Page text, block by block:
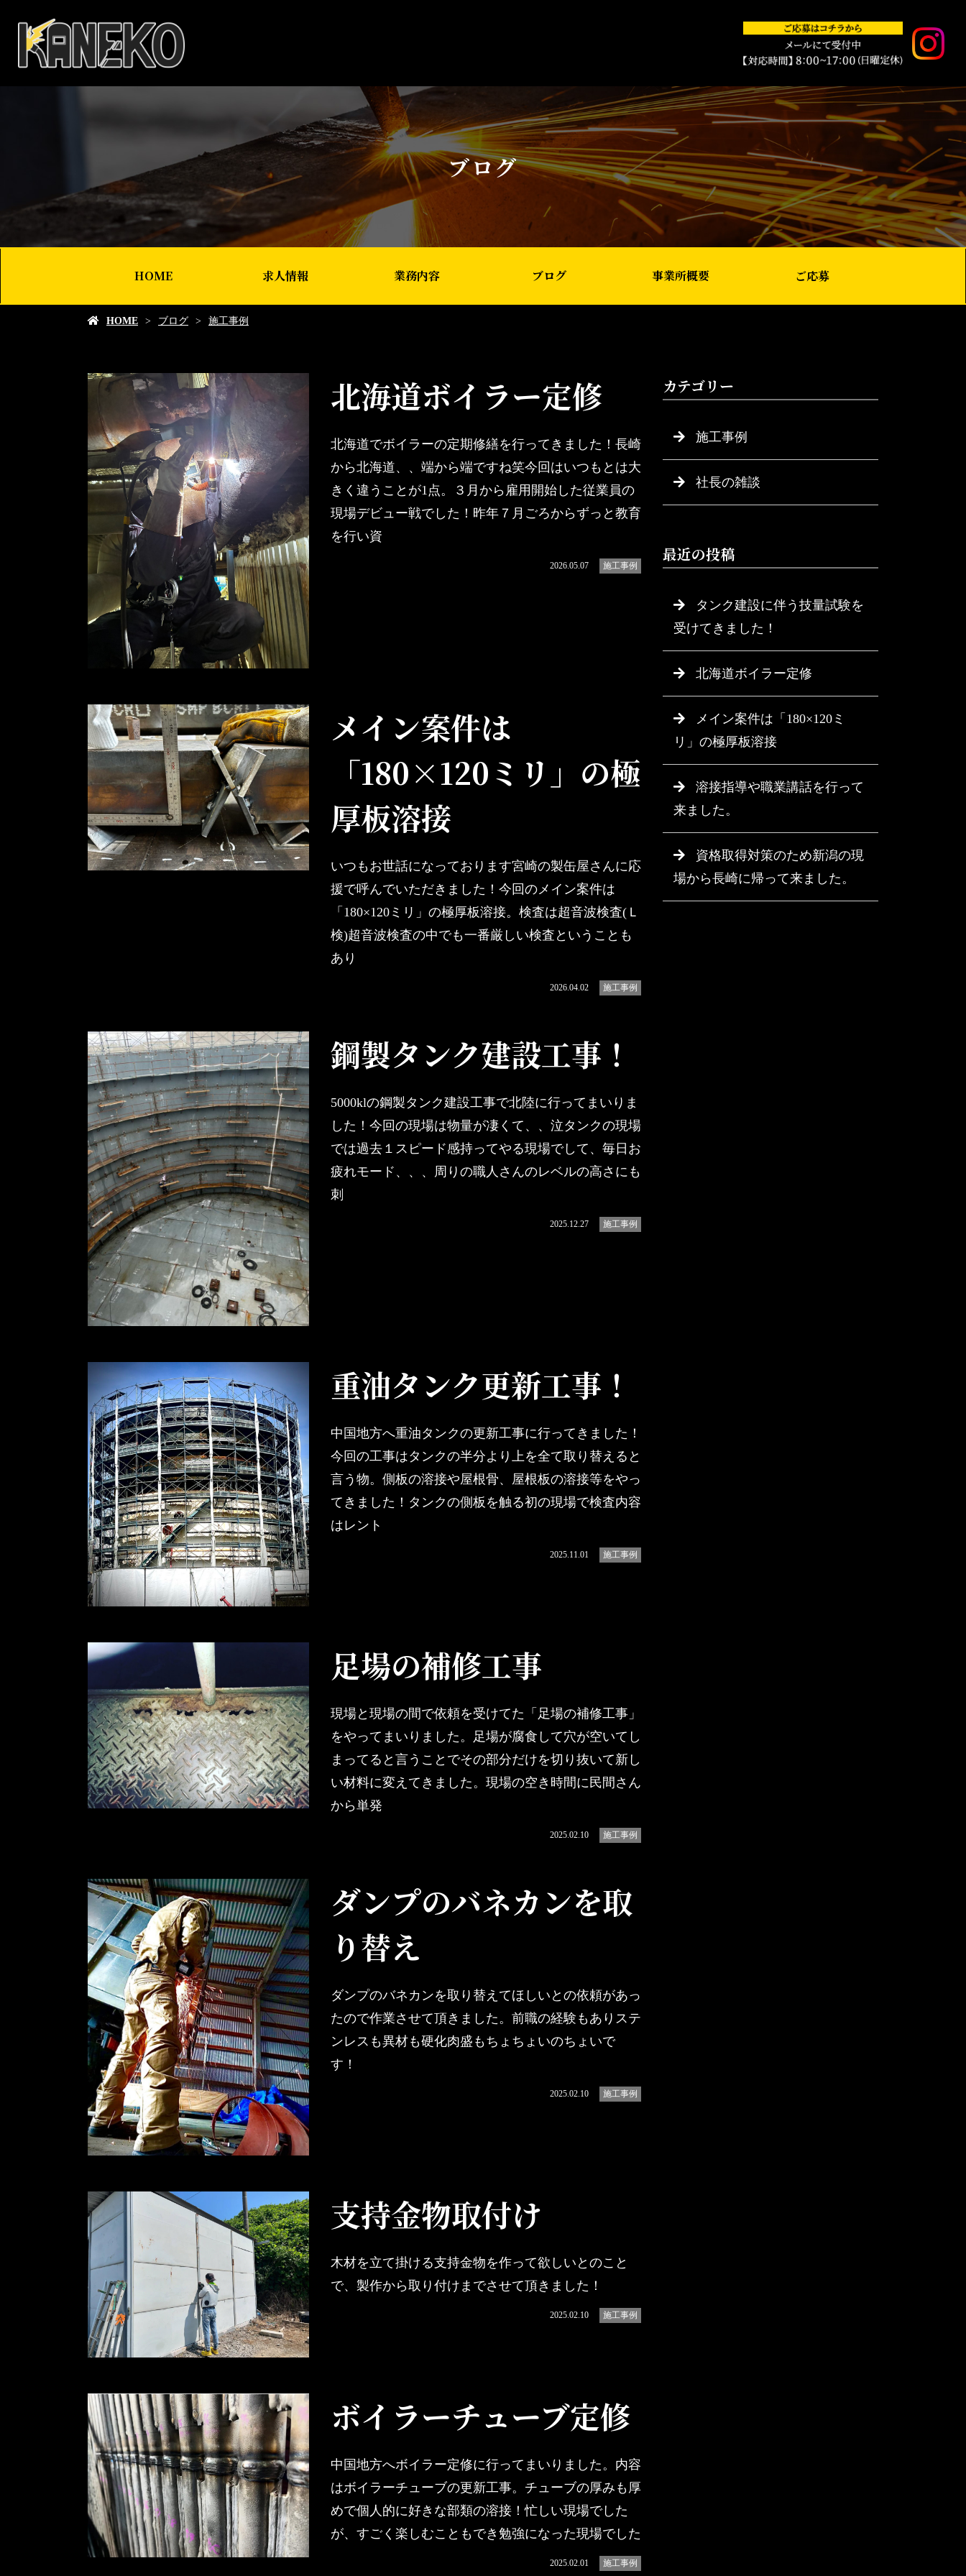
ブログ
HOME 求人情報 業務内容 ブログ 事業所概要 ご応募
HOME ブログ 施工事例
北海道ボイラー定修
北海道でボイラーの定期修繕を行ってきました！長崎
から北海道、、端から端ですね笑今回はいつもとは大
きく違うことが1点。３月から雇用開始した従業員の
現場デビュー戦でした！昨年７月ごろからずっと教育
を行い資
2026.05.07 施工事例
メイン案件は
「180×120ミリ」の極
厚板溶接
いつもお世話になっております宮崎の製缶屋さんに応
援で呼んでいただきました！今回のメイン案件は
「180×120ミリ」の極厚板溶接。検査は超音波検査(Ｌ
検)超音波検査の中でも一番厳しい検査ということも
あり
2026.04.02 施工事例
鋼製タンク建設工事！
5000klの鋼製タンク建設工事で北陸に行ってまいりま
した！今回の現場は物量が凄くて、、泣タンクの現場
では過去１スピード感持ってやる現場でして、毎日お
疲れモード、、、周りの職人さんのレベルの高さにも
刺
2025.12.27 施工事例
重油タンク更新工事！
中国地方へ重油タンクの更新工事に行ってきました！
今回の工事はタンクの半分より上を全て取り替えると
言う物。側板の溶接や屋根骨、屋根板の溶接等をやっ
てきました！タンクの側板を触る初の現場で検査内容
はレント
2025.11.01 施工事例
足場の補修工事
現場と現場の間で依頼を受けてた「足場の補修工事」
をやってまいりました。足場が腐食して穴が空いてし
まってると言うことでその部分だけを切り抜いて新し
い材料に変えてきました。現場の空き時間に民間さん
から単発
2025.02.10 施工事例
ダンプのバネカンを取
り替え
ダンプのバネカンを取り替えてほしいとの依頼があっ
たので作業させて頂きました。前職の経験もありステ
ンレスも異材も硬化肉盛もちょちょいのちょいで
す！
2025.02.10 施工事例
支持金物取付け
木材を立て掛ける支持金物を作って欲しいとのこと
で、製作から取り付けまでさせて頂きました！
2025.02.10 施工事例
ボイラーチューブ定修
中国地方へボイラー定修に行ってまいりました。内容
はボイラーチューブの更新工事。チューブの厚みも厚
めで個人的に好きな部類の溶接！忙しい現場でした
が、すごく楽しむこともでき勉強になった現場でした
2025.02.01 施工事例
カテゴリー
施工事例
社長の雑談
最近の投稿
タンク建設に伴う技量試験を
受けてきました！
北海道ボイラー定修
メイン案件は「180×120ミ
リ」の極厚板溶接
溶接指導や職業講話を行って
来ました。
資格取得対策のため新潟の現
場から長崎に帰って来ました。